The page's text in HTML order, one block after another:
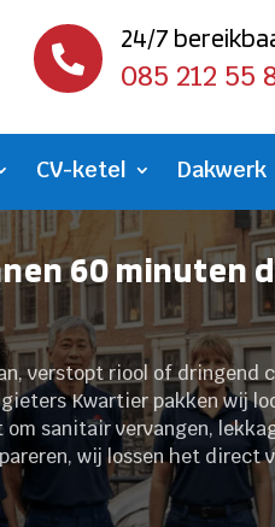

24/7
085 212 55
CV-ketel Dakwerk
60 minuten
verstopt riool of dringend
Kwartier pakken wij
sanitair vervangen,
wij lossen het direct